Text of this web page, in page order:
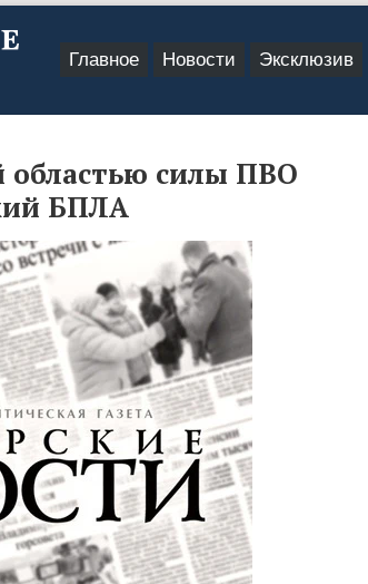
Главное Новости Эксклюзив
областью силы ПВО
БПЛА